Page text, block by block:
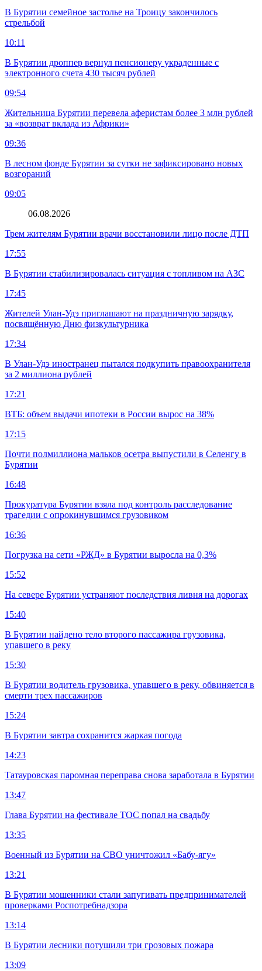
В Бурятии семейное застолье на Троицу закончилось
стрельбой
10:11
В Бурятии дроппер вернул пенсионеру украденные с
электронного счета 430 тысяч рублей
09:54
Жительница Бурятии перевела аферистам более 3 млн рублей
за «возврат вклада из Африки»
09:36
В лесном фонде Бурятии за сутки не зафиксировано новых
возгораний
09:05
06.08.2026
Трем жителям Бурятии врачи восстановили лицо после ДТП
17:55
В Бурятии стабилизировалась ситуация с топливом на АЗС
17:45
Жителей Улан-Удэ приглашают на праздничную зарядку,
посвящённую Дню физкультурника
17:34
В Улан-Удэ иностранец пытался подкупить правоохранителя
за 2 миллиона рублей
17:21
ВТБ: объем выдачи ипотеки в России вырос на 38%
17:15
Почти полмиллиона мальков осетра выпустили в Селенгу в
Бурятии
16:48
Прокуратура Бурятии взяла под контроль расследование
трагедии с опрокинувшимся грузовиком
16:36
Погрузка на сети «РЖД» в Бурятии выросла на 0,3%
15:52
На севере Бурятии устраняют последствия ливня на дорогах
15:40
В Бурятии найдено тело второго пассажира грузовика,
упавшего в реку
15:30
В Бурятии водитель грузовика, упавшего в реку, обвиняется в
смерти трех пассажиров
15:24
В Бурятии завтра сохранится жаркая погода
14:23
Татауровская паромная переправа снова заработала в Бурятии
13:47
Глава Бурятии на фестивале ТОС попал на свадьбу
13:35
Военный из Бурятии на СВО уничтожил «Бабу-ягу»
13:21
В Бурятии мошенники стали запугивать предпринимателей
проверками Роспотребнадзора
13:14
В Бурятии лесники потушили три грозовых пожара
13:09